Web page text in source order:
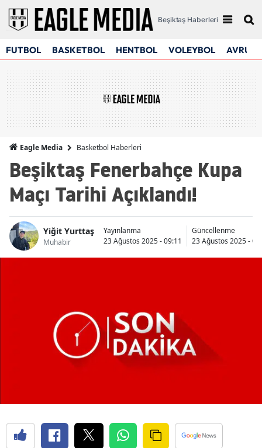
Beşiktaş Haberleri
FUTBOL BASKETBOL HENTBOL VOLEYBOL
Eagle Media Basketbol Haberleri
Beşiktaş Fenerbahçe Kupa
Maçı Tarihi Açıklandı!
Yiğit Yurttaş
Muhabir
Yayınlanma
23 Ağustos 2025 - 09:11
Güncellenme
23 Ağustos 2025 -